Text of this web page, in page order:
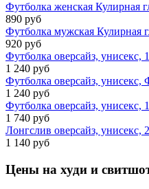
Футболка женская Кулирная
890 руб
Футболка мужская Кулирная
920 руб
Футболка оверсайз, унисекс,
1 240 руб
Футболка оверсайз, унисекс,
1 240 руб
Футболка оверсайз, унисекс,
1 740 руб
Лонгслив оверсайз, унисекс,
1 140 руб
Цены на худи и